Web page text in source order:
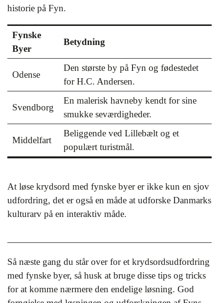
historie på Fyn.
Fynske
Byer
Betydning
Odense
Den største by på Fyn og fødestedet
for H.C. Andersen.
Svendborg
En malerisk havneby kendt for sine
smukke seværdigheder.
Middelfart
Beliggende ved Lillebælt og et
populært turistmål.
At løse krydsord med fynske byer er ikke kun en sjov
udfordring, det er også en måde at udforske Danmarks
kulturarv på en interaktiv måde.
Så næste gang du står over for et krydsordsudfordring
med fynske byer, så husk at bruge disse tips og tricks
for at komme nærmere den endelige løsning. God